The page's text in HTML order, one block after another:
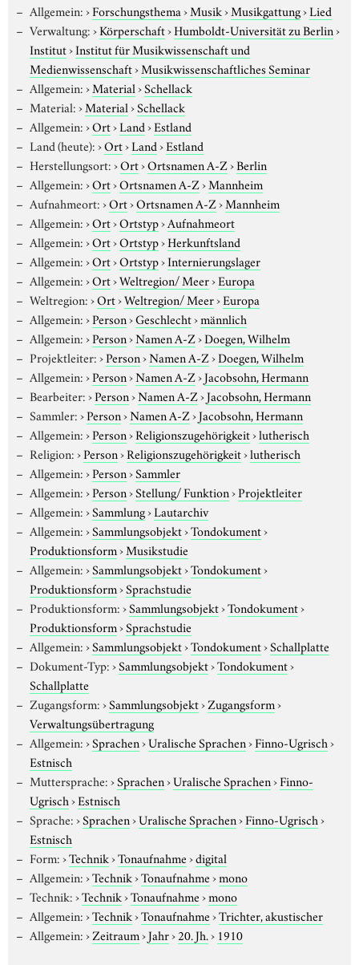
Allgemein:›Forschungsthema›Musik›Musikgattung›Lied
Verwaltung:›Körperschaft›Humboldt-Universität zu Berlin›
Institut›Institut für Musikwissenschaft und
Medienwissenschaft›Musikwissenschaftliches Seminar
Allgemein:›Material›Schellack
Material:›Material›Schellack
Allgemein:›Ort›Land›Estland
Land (heute):›Ort›Land›Estland
Herstellungsort:›Ort›Ortsnamen A-Z›Berlin
Allgemein:›Ort›Ortsnamen A-Z›Mannheim
Aufnahmeort:›Ort›Ortsnamen A-Z›Mannheim
Allgemein:›Ort›Ortstyp›Aufnahmeort
Allgemein:›Ort›Ortstyp›Herkunftsland
Allgemein:›Ort›Ortstyp›Internierungslager
Allgemein:›Ort›Weltregion/ Meer›Europa
Weltregion:›Ort›Weltregion/ Meer›Europa
Allgemein:›Person›Geschlecht›männlich
Allgemein:›Person›Namen A-Z›Doegen, Wilhelm
Projektleiter:›Person›Namen A-Z›Doegen, Wilhelm
Allgemein:›Person›Namen A-Z›Jacobsohn, Hermann
Bearbeiter:›Person›Namen A-Z›Jacobsohn, Hermann
Sammler:›Person›Namen A-Z›Jacobsohn, Hermann
Allgemein:›Person›Religionszugehörigkeit›lutherisch
Religion:›Person›Religionszugehörigkeit›lutherisch
Allgemein:›Person›Sammler
Allgemein:›Person›Stellung/ Funktion›Projektleiter
Allgemein:›Sammlung›Lautarchiv
Allgemein:›Sammlungsobjekt›Tondokument›
Produktionsform›Musikstudie
Allgemein:›Sammlungsobjekt›Tondokument›
Produktionsform›Sprachstudie
Produktionsform:›Sammlungsobjekt›Tondokument›
Produktionsform›Sprachstudie
Allgemein:›Sammlungsobjekt›Tondokument›Schallplatte
Dokument-Typ:›Sammlungsobjekt›Tondokument›
Schallplatte
Zugangsform:›Sammlungsobjekt›Zugangsform›
Verwaltungsübertragung
Allgemein:›Sprachen›Uralische Sprachen›Finno-Ugrisch›
Estnisch
Muttersprache:›Sprachen›Uralische Sprachen›Finno-
Ugrisch›Estnisch
Sprache:›Sprachen›Uralische Sprachen›Finno-Ugrisch›
Estnisch
Form:›Technik›Tonaufnahme›digital
Allgemein:›Technik›Tonaufnahme›mono
Technik:›Technik›Tonaufnahme›mono
Allgemein:›Technik›Tonaufnahme›Trichter, akustischer
Allgemein:›Zeitraum›Jahr›20. Jh.› 1910